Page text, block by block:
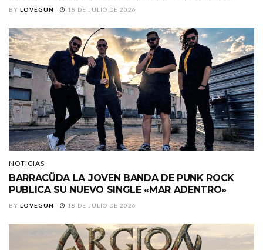
BY LOVEGUN 18 DE JULIO DE 2026
NOTICIAS
BARRACÜDA LA JOVEN BANDA DE PUNK ROCK
PUBLICA SU NUEVO SINGLE «MAR ADENTRO»
BY LOVEGUN 18 DE JULIO DE 2026